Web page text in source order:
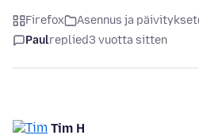
Firefox Asennus ja päivitykset
Paulreplied3 vuotta sitten
Tim H